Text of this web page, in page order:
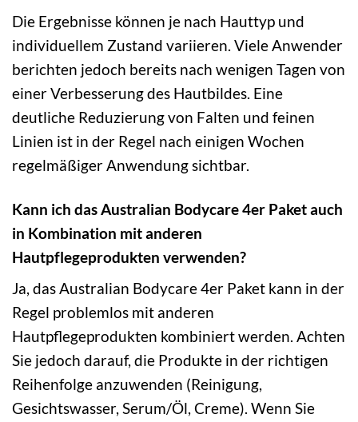
Die Ergebnisse können je nach Hauttyp und
individuellem Zustand variieren. Viele Anwender
berichten jedoch bereits nach wenigen Tagen von
einer Verbesserung des Hautbildes. Eine
deutliche Reduzierung von Falten und feinen
Linien ist in der Regel nach einigen Wochen
regelmäßiger Anwendung sichtbar.
Kann ich das Australian Bodycare 4er Paket auch
in Kombination mit anderen
Hautpflegeprodukten verwenden?
Ja, das Australian Bodycare 4er Paket kann in der
Regel problemlos mit anderen
Hautpflegeprodukten kombiniert werden. Achten
Sie jedoch darauf, die Produkte in der richtigen
Reihenfolge anzuwenden (Reinigung,
Gesichtswasser, Serum/Öl, Creme). Wenn Sie